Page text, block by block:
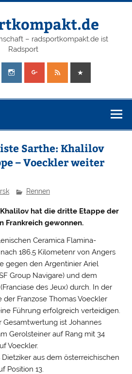
– radsportkompakt.de ist
Radsport
Sarthe: Khalilov
– Voeckler weiter
Rennen
hat die dritte Etappe der
Frankreich gewonnen.
Ceramica Flamina-
186,5 Kilometenr von Angers
gegen den Argentinier Ariel
Group Navigare) und dem
des Jeux) durch. In der
Franzose Thomas Voeckler
Führung erfolgreich verteidigen.
Gesamtwertung ist Johannes
Gerolsteiner auf Rang mit 34
Voeckler.
aus dem österreichischen
Position 13.